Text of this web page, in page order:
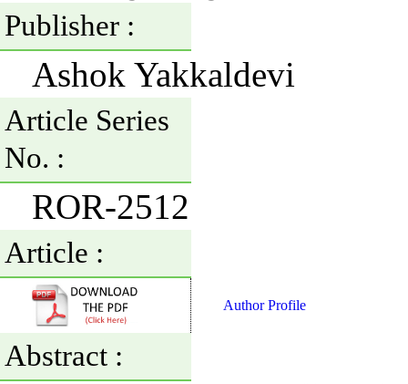
Publisher :
Ashok Yakkaldevi
Article Series
No. :
ROR-2512
Article :
Author Profile
Abstract :